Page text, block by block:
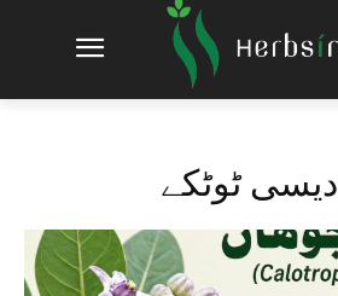
دیسی ٹوٹکے